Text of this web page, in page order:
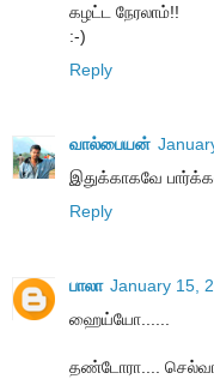
கழட்ட நேரலாம்!!
:-)
Reply
வால்பையன்
இதுக்காகவே
Reply
பாலா January 15,
ஹைய்யோ......
தண்டோரா....